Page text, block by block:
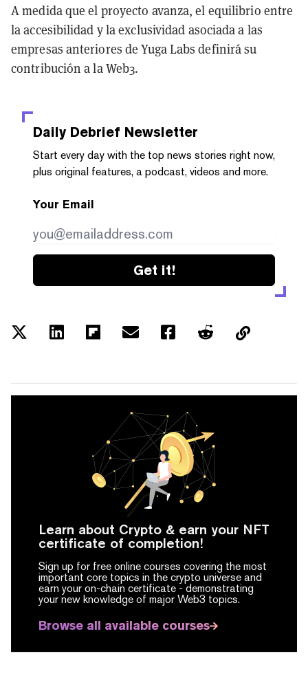
A medida que el proyecto avanza, el equilibrio entre
la accesibilidad y la exclusividad asociada a las
empresas anteriores de Yuga Labs definirá su
contribución a la Web3.
Daily Debrief Newsletter
Start every day with the top news stories right now,
plus original features, a podcast, videos and more.
Your Email
Get it!
Learn about Crypto & earn your NFT
certificate of completion!
Sign up for free online courses covering the most
important core topics in the crypto universe and
earn your on-chain certificate - demonstrating
your new knowledge of major Web3 topics.
Browse all available courses